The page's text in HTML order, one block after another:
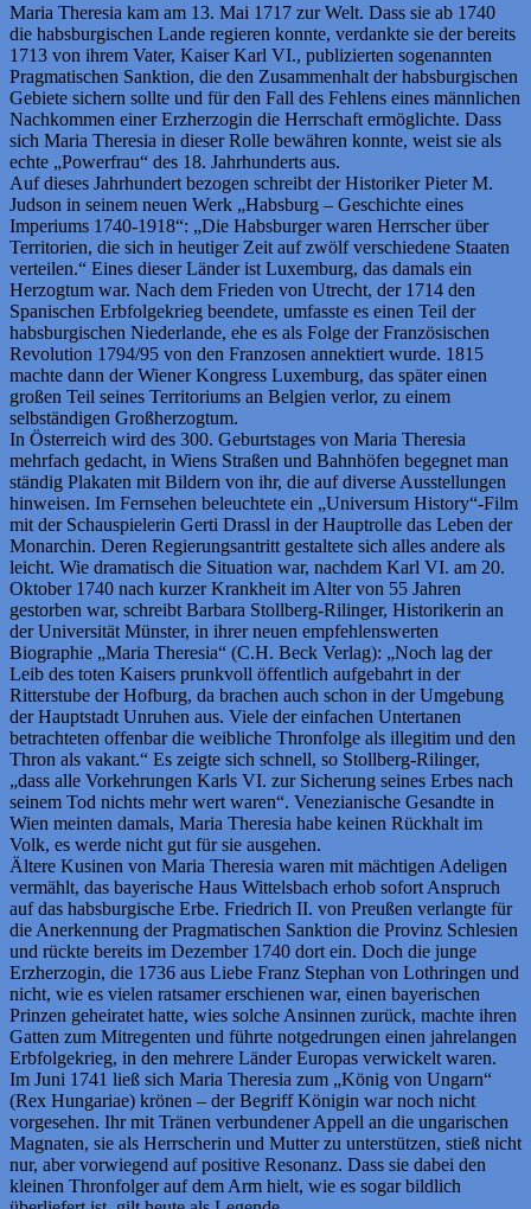
Maria Theresia kam am 13. Mai 1717 zur Welt. Dass sie ab 1740
die habsburgischen Lande regieren konnte, verdankte sie der bereits
1713 von ihrem Vater, Kaiser Karl VI., publizierten sogenannten
Pragmatischen Sanktion, die den Zusammenhalt der habsburgischen
Gebiete sichern sollte und für den Fall des Fehlens eines männlichen
Nachkommen einer Erzherzogin die Herrschaft ermöglichte. Dass
sich Maria Theresia in dieser Rolle bewähren konnte, weist sie als
echte „Powerfrau“ des 18. Jahrhunderts aus.
Auf dieses Jahrhundert bezogen schreibt der Historiker Pieter M.
Judson in seinem neuen Werk „Habsburg – Geschichte eines
Imperiums 1740-1918“: „Die Habsburger waren Herrscher über
Territorien, die sich in heutiger Zeit auf zwölf verschiedene Staaten
verteilen.“ Eines dieser Länder ist Luxemburg, das damals ein
Herzogtum war. Nach dem Frieden von Utrecht, der 1714 den
Spanischen Erbfolgekrieg beendete, umfasste es einen Teil der
habsburgischen Niederlande, ehe es als Folge der Französischen
Revolution 1794/95 von den Franzosen annektiert wurde. 1815
machte dann der Wiener Kongress Luxemburg, das später einen
großen Teil seines Territoriums an Belgien verlor, zu einem
selbständigen Großherzogtum.
In Österreich wird des 300. Geburtstages von Maria Theresia
mehrfach gedacht, in Wiens Straßen und Bahnhöfen begegnet man
ständig Plakaten mit Bildern von ihr, die auf diverse Ausstellungen
hinweisen. Im Fernsehen beleuchtete ein „Universum History“-Film
mit der Schauspielerin Gerti Drassl in der Hauptrolle das Leben der
Monarchin. Deren Regierungsantritt gestaltete sich alles andere als
leicht. Wie dramatisch die Situation war, nachdem Karl VI. am 20.
Oktober 1740 nach kurzer Krankheit im Alter von 55 Jahren
gestorben war, schreibt Barbara Stollberg-Rilinger, Historikerin an
der Universität Münster, in ihrer neuen empfehlenswerten
Biographie „Maria Theresia“ (C.H. Beck Verlag): „Noch lag der
Leib des toten Kaisers prunkvoll öffentlich aufgebahrt in der
Ritterstube der Hofburg, da brachen auch schon in der Umgebung
der Hauptstadt Unruhen aus. Viele der einfachen Untertanen
betrachteten offenbar die weibliche Thronfolge als illegitim und den
Thron als vakant.“ Es zeigte sich schnell, so Stollberg-Rilinger,
„dass alle Vorkehrungen Karls VI. zur Sicherung seines Erbes nach
seinem Tod nichts mehr wert waren“. Venezianische Gesandte in
Wien meinten damals, Maria Theresia habe keinen Rückhalt im
Volk, es werde nicht gut für sie ausgehen.
Ältere Kusinen von Maria Theresia waren mit mächtigen Adeligen
vermählt, das bayerische Haus Wittelsbach erhob sofort Anspruch
auf das habsburgische Erbe. Friedrich II. von Preußen verlangte für
die Anerkennung der Pragmatischen Sanktion die Provinz Schlesien
und rückte bereits im Dezember 1740 dort ein. Doch die junge
Erzherzogin, die 1736 aus Liebe Franz Stephan von Lothringen und
nicht, wie es vielen ratsamer erschienen war, einen bayerischen
Prinzen geheiratet hatte, wies solche Ansinnen zurück, machte ihren
Gatten zum Mitregenten und führte notgedrungen einen jahrelangen
Erbfolgekrieg, in den mehrere Länder Europas verwickelt waren.
Im Juni 1741 ließ sich Maria Theresia zum „König von Ungarn“
(Rex Hungariae) krönen – der Begriff Königin war noch nicht
vorgesehen. Ihr mit Tränen verbundener Appell an die ungarischen
Magnaten, sie als Herrscherin und Mutter zu unterstützen, stieß nicht
nur, aber vorwiegend auf positive Resonanz. Dass sie dabei den
kleinen Thronfolger auf dem Arm hielt, wie es sogar bildlich